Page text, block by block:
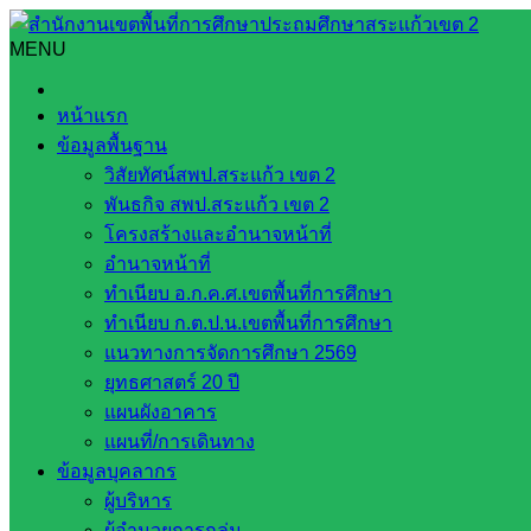
Skip
to
content
MENU
หน้าแรก
ข้อมูลพื้นฐาน
วิสัยทัศน์สพป.สระแก้ว เขต 2
พันธกิจ สพป.สระแก้ว เขต 2
โครงสร้างและอำนาจหน้าที่
อำนาจหน้าที่
ทำเนียบ อ.ก.ค.ศ.เขตพื้นที่การศึกษา
ทำเนียบ ก.ต.ป.น.เขตพื้นที่การศึกษา
แนวทางการจัดการศึกษา 2569
ยุทธศาสตร์ 20 ปี
แผนผังอาคาร
แผนที่/การเดินทาง
ข้อมูลบุคลากร
ผู้บริหาร
Search
โรงเรียนบ้านแสนสุขรับรางวัลพระราชทานประจำปีการศึกษา
โรงเรียนบ้านแสนสุขรับรางวัลพระราชทาน
ธันวาคม 18, 2024ธันวาคม 19, 2024
วันอังคาร ที่ 17 ธันวาคม 2567
สำนักงานเขตพื้นที่การศึกษาประถมศึกษาสระแก้ว เขต 2 ขอแ
ครูโรงเรียนบ้านแสนสุข เข้ารับรางวัลพระราชทาน ประจำปีการศึ
ในการนี้ ดร.บรรจรงค์ วรเศรษฐสุขศิริ เข้ารับพระราชทานรา
Post Views: 265
โรงเรียนบ้านแสนสุขรับรางวัลพระราชทานประจำปีการศึกษา